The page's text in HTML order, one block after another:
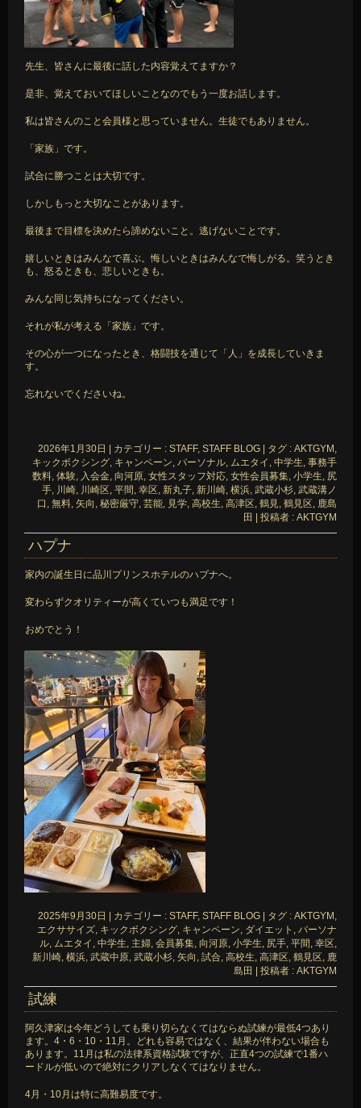
先生、皆さんに最後に話した内容覚えてますか？
是非、覚えておいてほしいことなのでもう一度お話します。
私は皆さんのこと会員様と思っていません。生徒でもありません。
「家族」です。
試合に勝つことは大切です。
しかしもっと大切なことがあります。
最後まで目標を決めたら諦めないこと。逃げないことです。
嬉しいときはみんなで喜ぶ。悔しいときはみんなで悔しがる。笑うとき
も、怒るときも、悲しいときも。
みんな同じ気持ちになってください。
それが私が考える「家族」です。
その心が一つになったとき、格闘技を通じて「人」を成長していきま
す。
忘れないでくださいね。
2026年1月30日 カテゴリー : STAFF, STAFF BLOG タグ : AKTGYM ,
キックボクシング, キャンペーン, パーソナル, ムエタイ , 中学生, 事務手
数料, 体験, 入会金, 向河原, 女性スタッフ対応, 女性会員募集, 小学生, 尻
手, 川崎, 川崎区, 平間 , 幸区, 新丸子, 新川崎, 横浜, 武蔵小杉, 武蔵溝ノ
口 , 無料, 矢向 , 秘密厳守, 芸能, 見学, 高校生, 高津区, 鶴見, 鶴見区, 鹿島
田
投稿者 : AKTGYM
ハプナ
家内の誕生日に品川プリンスホテルのハプナへ。
変わらずクオリティーが高くていつも満足です！
おめでとう！
2025年9月30日 カテゴリー : STAFF, STAFF BLOG タグ : AKTGYM ,
エクササイズ, キックボクシング, キャンペーン, ダイエット , パーソナ
ル, ムエタイ , 中学生, 主婦, 会員募集, 向河原, 小学生, 尻手, 平間 , 幸区,
新川崎, 横浜, 武蔵中原, 武蔵小杉, 矢向 , 試合, 高校生, 高津区, 鶴見区, 鹿
島田
投稿者 : AKTGYM
試練
阿久津家は今年どうしても乗り切らなくてはならぬ試練が最低4つあり
ます。4・6・10・11月。どれも容易ではなく、結果が伴わない場合も
あります。11月は私の法律系資格試験ですが、正直4つの試練で1番ハ
ードルが低いので絶対にクリアしなくてはなりません。
4月・10月は特に高難易度です。